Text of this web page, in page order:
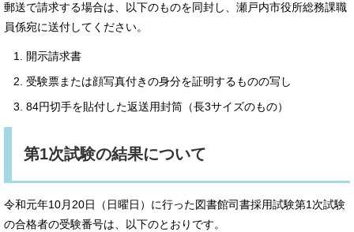
郵送で請求する場合は、以下のものを同封し、瀬戸内市役所総務課職
員係宛に送付してください。
開示請求書
受験票または顔写真付きの身分を証明するものの写し
84円切手を貼付した返送用封筒（長3サイズのもの）
第1次試験の結果について
令和元年10月20日（日曜日）に行った図書館司書採用試験第1次試験
の合格者の受験番号は、以下のとおりです。